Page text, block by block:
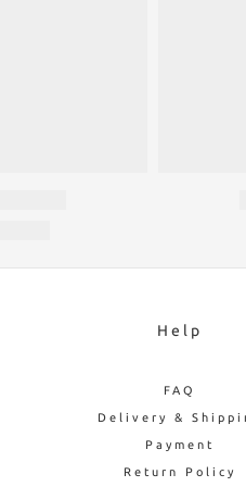
Help
FAQ
Delivery &
Payment
Return Policy